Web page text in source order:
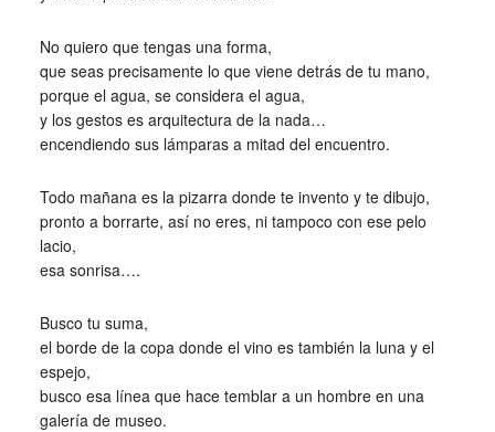
No quiero que tengas una forma,
que seas precisamente lo que viene detrás de tu mano,
porque el agua, se considera el agua,
y los gestos es arquitectura de la nada…
encendiendo sus lámparas a mitad del encuentro.
Todo mañana es la pizarra donde te invento y te dibujo,
pronto a borrarte, así no eres, ni tampoco con ese pelo
lacio,
esa sonrisa….
Busco tu suma,
el borde de la copa donde el vino es también la luna y el
espejo,
busco esa línea que hace temblar a un hombre en una
galería de museo.